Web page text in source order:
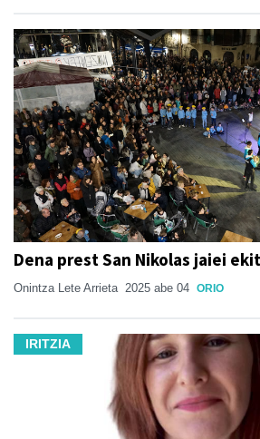
Dena prest San Nikolas jaiei
Onintza Lete Arrieta 2025 abe 04 ORIO
IRITZIA